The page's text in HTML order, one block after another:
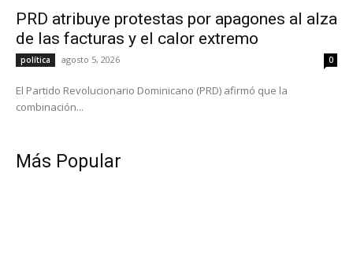
PRD atribuye protestas por apagones al alza
de las facturas y el calor extremo
política agosto 5, 2026 0
El Partido Revolucionario Dominicano (PRD) afirmó que la
combinación...
Más Popular